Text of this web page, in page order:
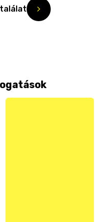
találat